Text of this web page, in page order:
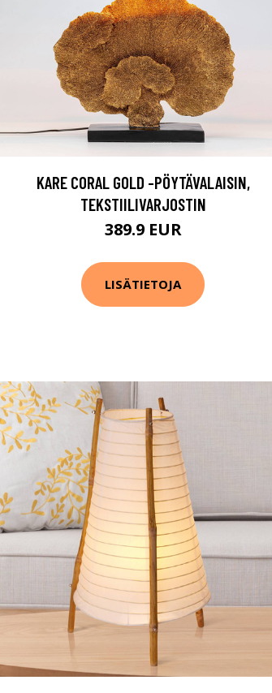
KARE CORAL GOLD -PÖYTÄVALAISIN,
TEKSTIILIVARJOSTIN
389.9 EUR
LISÄTIETOJA